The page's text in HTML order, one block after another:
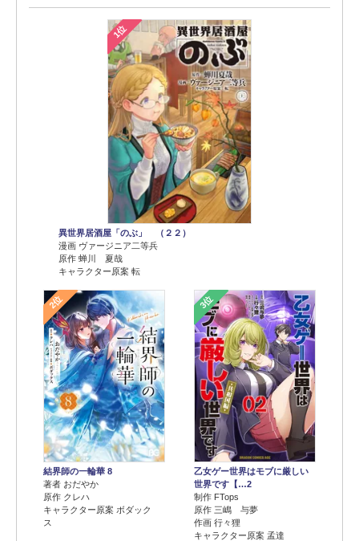
1位
異世界居酒屋「のぶ」 （２２）
漫画 ヴァージニア二等兵
原作 蝉川 夏哉
キャラクター原案 転
2位
結界師の一輪華 8
著者 おだやか
原作 クレハ
キャラクター原案 ボダック
ス
3位
乙女ゲー世界はモブに厳しい
世界です【…2
制作 FTops
原作 三嶋 与夢
作画 行々狸
キャラクター原案 孟達